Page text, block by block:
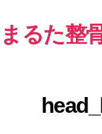
まるた整